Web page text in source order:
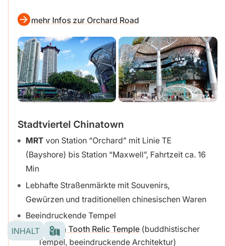
mehr Infos zur Orchard Road
Stadtviertel Chinatown
MRT von Station “Orchard” mit Linie TE
(Bayshore) bis Station “Maxwell”, Fahrtzeit ca. 16
Min
Lebhafte Straßenmärkte mit Souvenirs,
Gewürzen und traditionellen chinesischen Waren
Beeindruckende Tempel
Buddha Tooth Relic Temple(buddhistischer
Tempel, beeindruckende Architektur)
INHALT